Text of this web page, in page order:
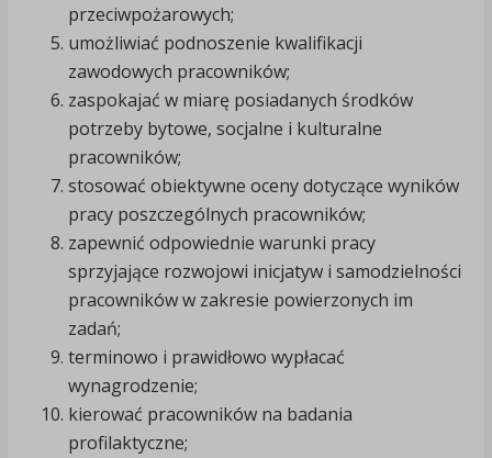
przeciwpożarowych;
umożliwiać podnoszenie kwalifikacji
zawodowych pracowników;
zaspokajać w miarę posiadanych środków
potrzeby bytowe, socjalne i kulturalne
pracowników;
stosować obiektywne oceny dotyczące wyników
pracy poszczególnych pracowników;
zapewnić odpowiednie warunki pracy
sprzyjające rozwojowi inicjatyw i samodzielności
pracowników w zakresie powierzonych im
zadań;
terminowo i prawidłowo wypłacać
wynagrodzenie;
kierować pracowników na badania
profilaktyczne;